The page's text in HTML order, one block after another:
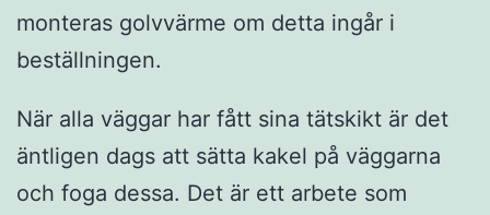
monteras golvvärme om detta ingår i
beställningen.
När alla väggar har fått sina tätskikt är det
äntligen dags att sätta kakel på väggarna
och foga dessa. Det är ett arbete som